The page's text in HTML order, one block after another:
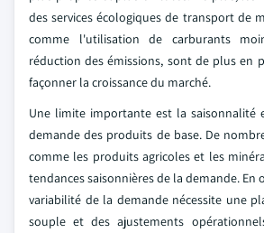
des services écologiques de transport de
comme l'utilisation de carburants
réduction des émissions, sont de plus en
façonner la croissance du marché.
Une limite importante est la saisonnalité
demande des produits de base. De
comme les produits agricoles et les
tendances saisonnières de la demande. En
variabilité de la demande nécessite une
souple et des ajustements